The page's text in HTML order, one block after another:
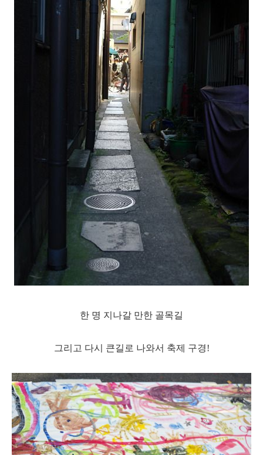
한 명 지나갈 만한 골목길
그리고 다시 큰길로 나와서 축제 구경!